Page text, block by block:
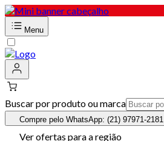
Menu
Buscar por produto ou marca
Compre pelo WhatsApp: (21) 97971-2181
Ver ofertas para a região